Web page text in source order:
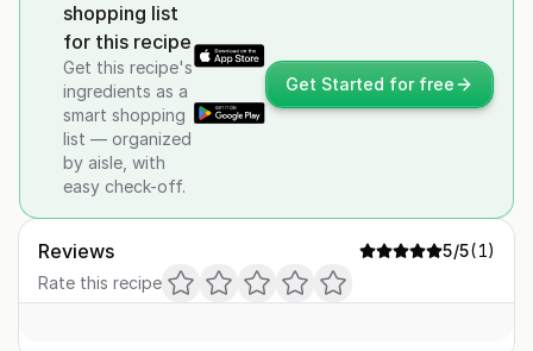
shopping list
for this recipe
Get this recipe's
ingredients as a
smart shopping
list — organized
by aisle, with
easy check-off.
Get Started for free
Reviews 5/5(1)
Rate this recipe